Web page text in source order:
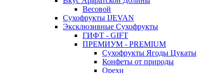
Весовой
Сухофрукты IJEVAN
Эксклюзивные Сухофрукты
ГИФТ - GIFT
ПРЕМИУМ - PREMIUM
Сухофрукты Ягоды Цукаты
Конфеты от природы
Орехи